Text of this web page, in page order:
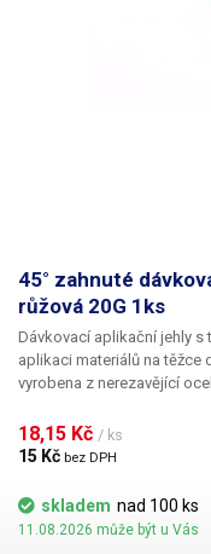
45° zahnuté
růžová 20G 1ks
Dávkovací aplikační jehly s
aplikaci materiálů na těžce
vyrobena z nerezavějící
vybavena zámkovým
uchycení k dávkovacímu
18,15 Kč / ks
15 Kč bez DPH
skladem nad 100 ks
11.08.2026 může být u Vás